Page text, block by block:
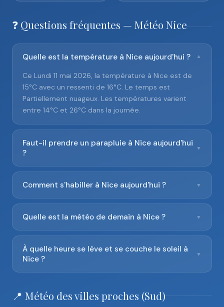
❓ Questions fréquentes — Météo Nice
Quelle est la température à Nice aujourd'hui ? ▼
Ce Lundi 11 mai 2026, la température à Nice est de
15°C avec un ressenti de 16°C. Le temps est
Partiellement nuageux. Les températures varient
entre 14°C et 26°C dans la journée.
Faut-il prendre un parapluie à Nice aujourd'hui
?
▼
Comment s'habiller à Nice aujourd'hui ? ▼
Quelle est la météo de demain à Nice ? ▼
À quelle heure se lève et se couche le soleil à
Nice ?
▼
📍 Météo des villes proches (Sud)